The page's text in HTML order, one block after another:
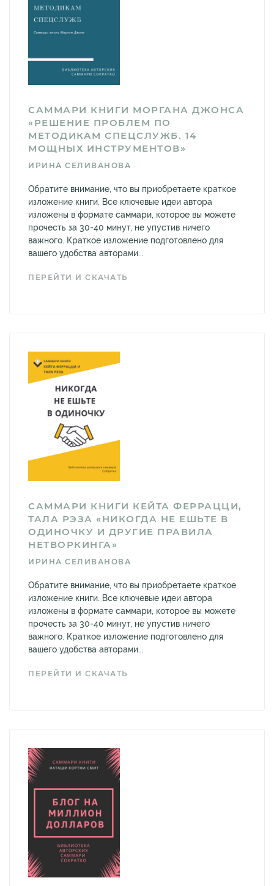
САММАРИ КНИГИ МОРГАНА ДЖОНСА
«РЕШЕНИЕ ПРОБЛЕМ ПО
МЕТОДИКАМ СПЕЦСЛУЖБ. 14
МОЩНЫХ ИНСТРУМЕНТОВ»
ИРИНА СЕЛИВАНОВА
Обратите внимание, что вы приобретаете краткое
изложение книги. Все ключевые идеи автора
изложены в формате саммари, которое вы можете
прочесть за 30-40 минут, не упустив ничего
важного. Краткое изложение подготовлено для
вашего удобства авторами...
ПЕРЕЙТИ И СКАЧАТЬ
САММАРИ КНИГИ КЕЙТА ФЕРРАЦЦИ,
ТАЛА РЭЗА «НИКОГДА НЕ ЕШЬТЕ В
ОДИНОЧКУ И ДРУГИЕ ПРАВИЛА
НЕТВОРКИНГА»
ИРИНА СЕЛИВАНОВА
Обратите внимание, что вы приобретаете краткое
изложение книги. Все ключевые идеи автора
изложены в формате саммари, которое вы можете
прочесть за 30-40 минут, не упустив ничего
важного. Краткое изложение подготовлено для
вашего удобства авторами...
ПЕРЕЙТИ И СКАЧАТЬ